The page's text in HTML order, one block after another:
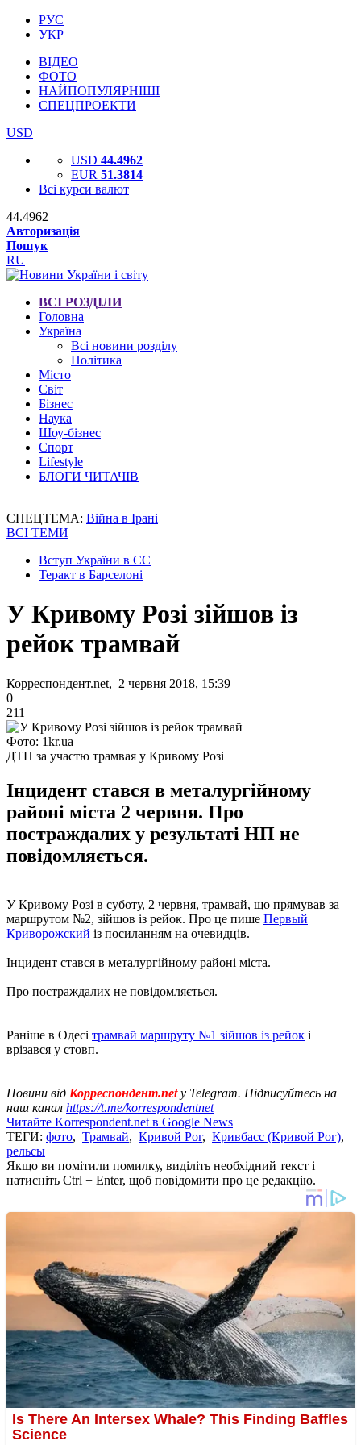
РУС
УКР
ВІДЕО
ФОТО
НАЙПОПУЛЯРНІШІ
СПЕЦПРОЕКТИ
USD
USD 44.4962
EUR 51.3814
Всі курси валют
44.4962
Авторизація
Пошук
RU
ВСІ РОЗДІЛИ
Головна
Україна
Всі новини розділу
Політика
Місто
Світ
Бізнес
Наука
Шоу-бізнес
Спорт
Lifestyle
БЛОГИ ЧИТАЧІВ
СПЕЦТЕМА: Війна в Ірані
ВСІ ТЕМИ
Вступ України в ЄС
Теракт в Барселоні
У Кривому Розі зійшов із
рейок трамвай
Корреспондент.net, 2 червня 2018, 15:39
0
211
Фото: 1kr.ua
ДТП за участю трамвая у Кривому Розі
Інцидент стався в металургійному
районі міста 2 червня. Про
постраждалих у результаті НП не
повідомляється.
У Кривому Розі в суботу, 2 червня, трамвай, що прямував за
маршрутом №2, зійшов із рейок. Про це пише Первый
Криворожский із посиланням на очевидців.
Інцидент стався в металургійному районі міста.
Про постраждалих не повідомляється.
Раніше в Одесі трамвай маршруту №1 зійшов із рейок і
врізався у стовп.
Новини від Корреспондент.netу Telegram. Підписуйтесь на
наш канал https://t.me/korrespondentnet
Читайте Korrespondent.net в Google News
ТЕГИ: фото, Трамвай, Кривой Рог, Кривбасс (Кривой Рог),
рельсы
Якщо ви помітили помилку, виділіть необхідний текст і
натисніть Ctrl + Enter, щоб повідомити про це редакцію.